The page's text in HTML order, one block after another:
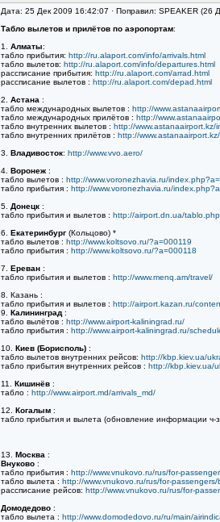
Дата: 25 Дек 2009 16:42:07 · Поправил: SPEAKER (26
Табло вылетов и прилётов по аэропортам:
1. Алматы:
табло прибытия: http://ru.alaport.com/info/arrivals.html
табло вылетов: http://ru.alaport.com/info/departures.html
рассписание прибытия: http://ru.alaport.com/arrad.html
рассписание вылетов : http://ru.alaport.com/depad.html
2. Астана :
табло международных вылетов : http://
табло международных прилётов : http://
табло внутренних вылетов : http://
табло внутренних прилётов : http://
3. Владивосток: http://www.vvo.aero/
4. Воронеж :
табло вылетов : http://www.voronezhavia.ru/
табло прибытия : http://www.voronezhavia.ru/
5. Донецк :
табло прибытия и вылетов : http://airport.dn.ua/tablo.php
6. Екатеринбург (Кольцово) *
табло вылетов : http://www.koltsovo.ru/?a=000119
табло прибытия : http://www.koltsovo.ru/?a=000118
7. Ереван :
табло прибытия и вылетов : http://www.menq.am/travel/
8. Казань :
табло прибытия и вылетов : http://airport.kazan.ru/
9. Калининград :
табло вылётов : http://www.airport-kaliningrad.ru/
табло прибытия : http://www.airport-kaliningrad.ru/
10. Киев (Борисполь) :
табло вылетов внутренних рейсов: http://kbp.kiev.ua/
табло прибытия внутренних рейсов : http://kbp.kiev.ua/
11. Кишинёв :
табло : http://www.airport.md/arrivals_md/
12. Когалым :
табло прибытия и вылета (обновление информации ч-
13. Москва :
Внуково :
табло прибытия : http://www.vnukovo.ru/rus/for-
табло вылета : http://www.vnukovo.ru/rus/for-
рассписание рейсов: http://www.vnukovo.ru/rus/for-
Домодедово :
табло вылета : http://www.domodedovo.ru/ru/main/